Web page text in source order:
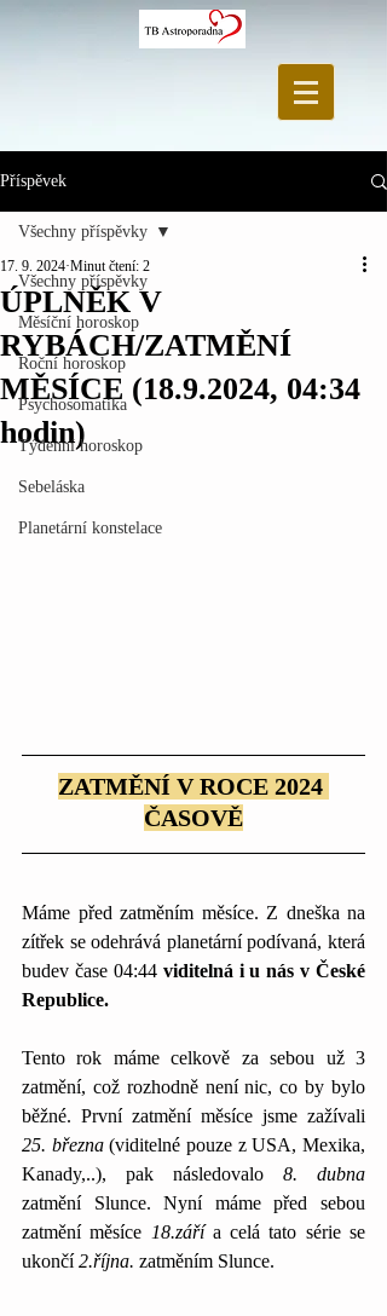
Příspěvek
Všechny příspěvky
Měsíční horoskop
Roční horoskop
Psychosomatika
Týdenní horoskop
Sebeláska
Planetární konstelace
Všechny příspěvky
ÚPLNĚK V
RYBÁCH/ZATMĚNÍ
MĚSÍCE (18.9.2024, 04:34
hodin)
17. 9. 2024 Minut čtení: 2
ZATMĚNÍ V ROCE 2024
ČASOVĚ
Máme před zatměním měsíce. Z dneška na
zítřek se odehrává planetární podívaná, která
budev čase 04:44 viditelná i u nás v České
Republice.
Tento rok máme celkově za sebou už 3
zatmění, což rozhodně není nic, co by bylo
25. března (viditelné pouze z USA, Mexika,
Kanady,..), pak následovalo
zatmění Slunce. Nyní máme před sebou
zatmění měsíce 18.září a celá tato série se
ukončí 2.října. zatměním Slunce.